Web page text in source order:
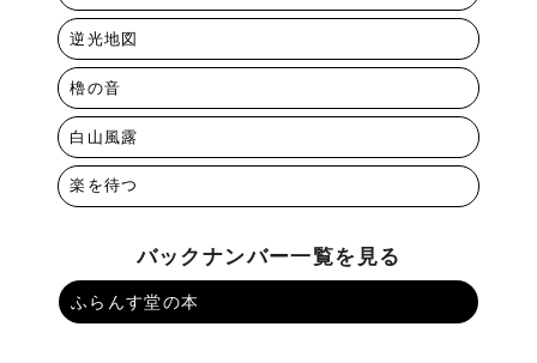
逆光地図
櫓の音
白山風露
楽を待つ
バックナンバー一覧を見る
ふらんす堂の本